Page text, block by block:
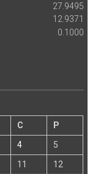
27.9495
12.9371
0.1000
C
P
4
5
11
12